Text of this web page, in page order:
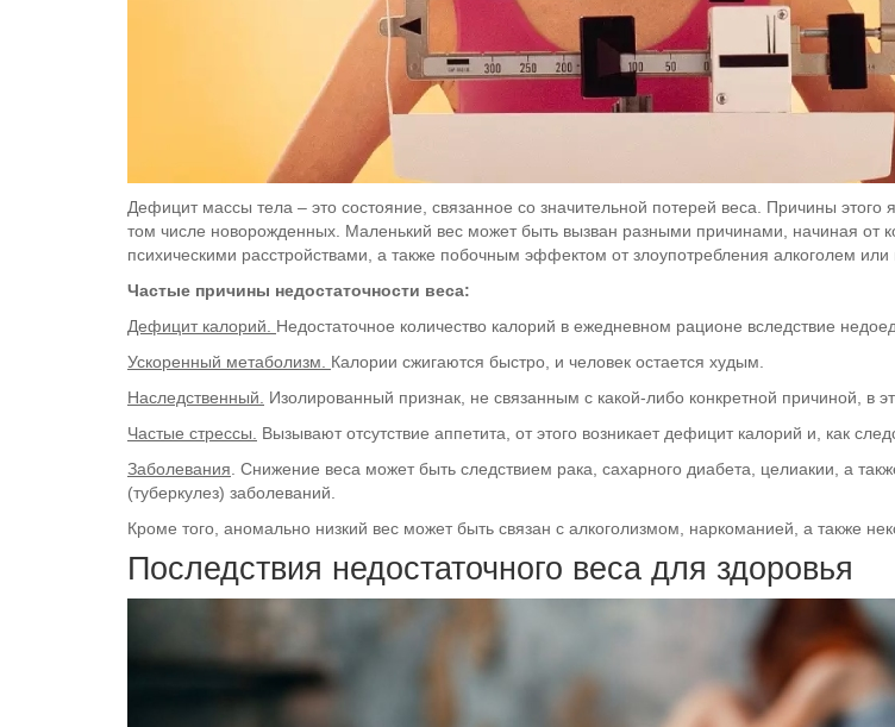
Дефицит массы тела – это состояние, связанное со значительной потерей веса. Причины
том числе новорожденных. Маленький вес может быть вызван разными причинами, начиная от
психическими расстройствами, а также побочным эффектом от злоупотребления алкоголем или
Частые причины недостаточности веса:
Дефицит калорий. Недостаточное количество калорий в ежедневном рационе вследствие
Ускоренный метаболизм. Калории сжигаются быстро, и человек остается худым.
Наследственный.
Изолированный признак, не связанным с какой-либо конкретной причиной, в
Частые стрессы.
Вызывают отсутствие аппетита, от этого возникает дефицит калорий и, как
Заболевания . Снижение веса может быть следствием рака, сахарного диабета, целиакии, а
(туберкулез) заболеваний.
Кроме того, аномально низкий вес может быть связан с алкоголизмом, наркоманией, а также
Последствия недостаточного веса для здоровья